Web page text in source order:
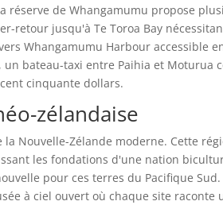
réserve de Whangamumu propose
retour jusqu'à Te Toroa Bay
Whangamumu Harbour accessible
bateau-taxi entre Paihia et Moturua
cinquante dollars.
zélandaise
Nouvelle-Zélande moderne. Cette
les fondations d'une nation
pour ces terres du Pacifique
à ciel ouvert où chaque site raconte